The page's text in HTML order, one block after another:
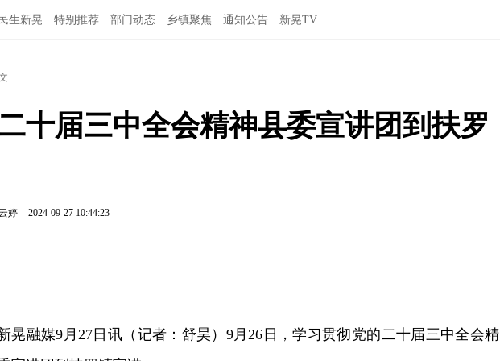
民生新晃 特别推荐 部门动态 乡镇聚焦 通知公告 新晃TV
十届三中全会精神县委宣讲团到扶罗
婷 2024-09-27 10:44:23
晃融媒9月27日讯（记者：舒昊）9月26日，学习贯彻党的二十届三中全会精